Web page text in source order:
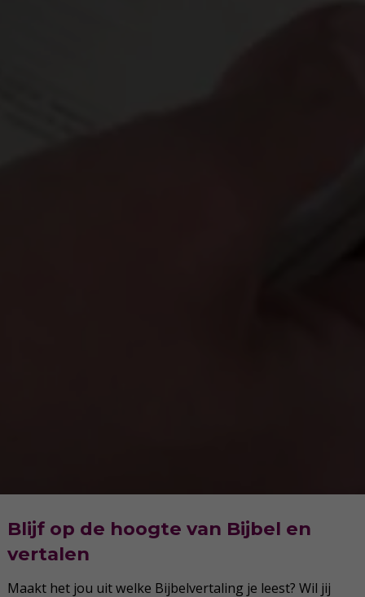
Blijf op de hoogte van Bijbel en
vertalen
Maakt het jou uit welke Bijbelvertaling je leest? Wil jij